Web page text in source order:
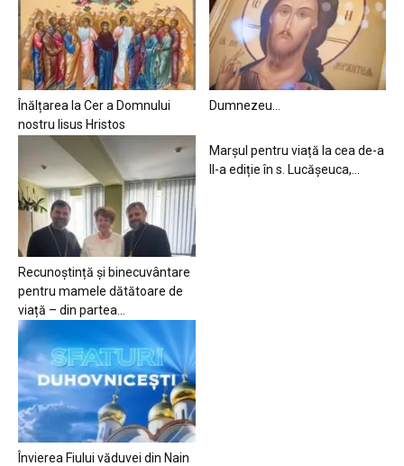
Înălțarea la Cer a Domnului
nostru Iisus Hristos
Dumnezeu…
Recunoștință și binecuvântare
pentru mamele dătătoare de
viață – din partea...
Marșul pentru viață la cea de-a
II-a ediție în s. Lucășeuca,...
Învierea Fiului văduvei din Nain